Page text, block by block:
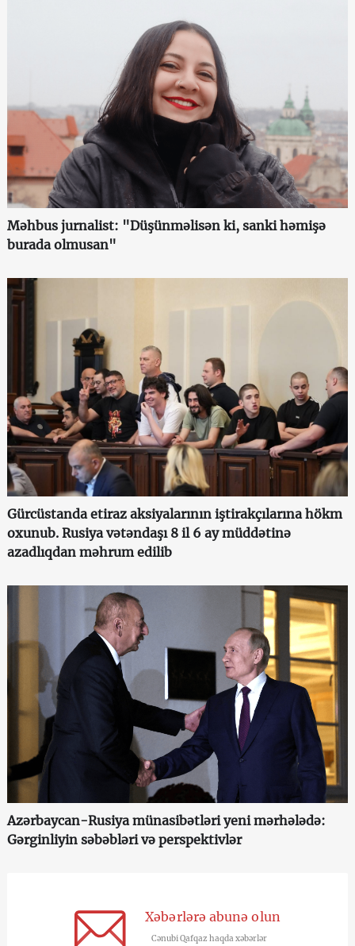
Məhbus jurnalist: "Düşünməlisən ki, sanki həmişə
burada olmusan"
Gürcüstanda etiraz aksiyalarının iştirakçılarına hökm
oxunub. Rusiya vətəndaşı 8 il 6 ay müddətinə
azadlıqdan məhrum edilib
Azərbaycan-Rusiya münasibətləri yeni mərhələdə:
Gərginliyin səbəbləri və perspektivlər
Xəbərlərə abunə olun
Cənubi Qafqaz haqda xəbərlər